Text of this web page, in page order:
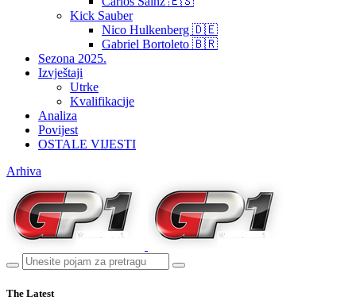
Kick Sauber
Nico Hulkenberg 🇩🇪
Gabriel Bortoleto 🇧🇷
Sezona 2025.
Izvještaji
Utrke
Kvalifikacije
Analiza
Povijest
OSTALE VIJESTI
Arhiva
The Latest